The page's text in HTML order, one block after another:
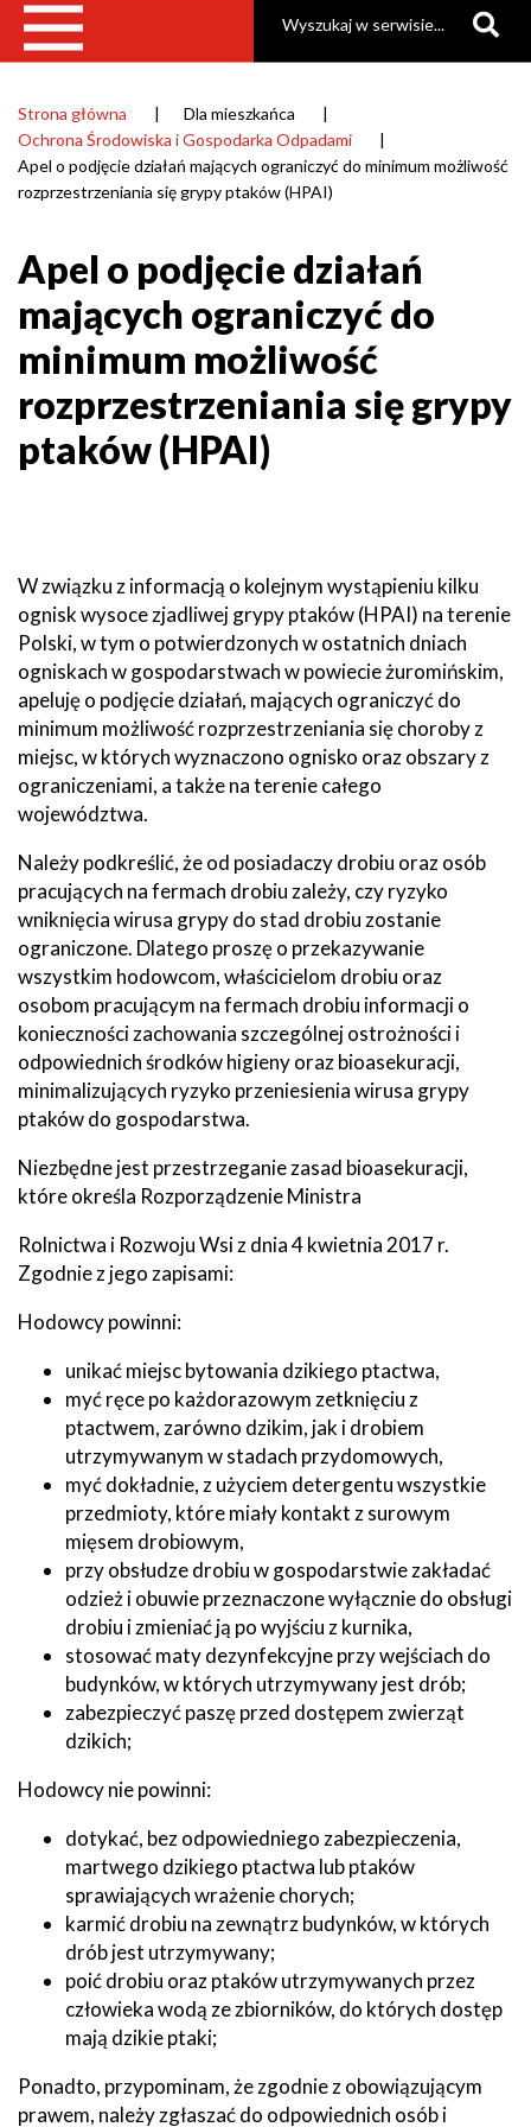
(HPAI)
|
Gmina
Raszyn
Ścieżka
nawigacyjna
Strona główna
Dla mieszkańca
Ochrona Środowiska i Gospodarka Odpadami
Apel o podjęcie działań mających ograniczyć do minimum możliwość
rozprzestrzeniania się grypy ptaków (HPAI)
Apel o podjęcie działań
mających ograniczyć do
minimum możliwość
rozprzestrzeniania się grypy
ptaków (HPAI)
W związku z informacją o kolejnym wystąpieniu kilku
ognisk wysoce zjadliwej grypy ptaków (HPAI) na terenie
Polski, w tym o potwierdzonych w ostatnich dniach
ogniskach w gospodarstwach w powiecie żuromińskim,
apeluję o podjęcie działań, mających ograniczyć do
minimum możliwość rozprzestrzeniania się choroby z
miejsc, w których wyznaczono ognisko oraz obszary z
ograniczeniami, a także na terenie całego
województwa.
Należy podkreślić, że od posiadaczy drobiu oraz osób
pracujących na fermach drobiu zależy, czy ryzyko
wniknięcia wirusa grypy do stad drobiu zostanie
ograniczone. Dlatego proszę o przekazywanie
wszystkim hodowcom, właścicielom drobiu oraz
osobom pracującym na fermach drobiu informacji o
konieczności zachowania szczególnej ostrożności i
odpowiednich środków higieny oraz bioasekuracji,
minimalizujących ryzyko przeniesienia wirusa grypy
ptaków do gospodarstwa.
Niezbędne jest przestrzeganie zasad bioasekuracji,
które określa Rozporządzenie Ministra
Rolnictwa i Rozwoju Wsi z dnia 4 kwietnia 2017 r.
Zgodnie z jego zapisami:
Hodowcy powinni:
unikać miejsc bytowania dzikiego ptactwa,
myć ręce po każdorazowym zetknięciu z
ptactwem, zarówno dzikim, jak i drobiem
utrzymywanym w stadach przydomowych,
myć dokładnie, z użyciem detergentu wszystkie
przedmioty, które miały kontakt z surowym
mięsem drobiowym,
przy obsłudze drobiu w gospodarstwie zakładać
odzież i obuwie przeznaczone wyłącznie do obsługi
drobiu i zmieniać ją po wyjściu z kurnika,
stosować maty dezynfekcyjne przy wejściach do
budynków, w których utrzymywany jest drób;
zabezpieczyć paszę przed dostępem zwierząt
dzikich;
Hodowcy nie powinni:
dotykać, bez odpowiedniego zabezpieczenia,
martwego dzikiego ptactwa lub ptaków
sprawiających wrażenie chorych;
karmić drobiu na zewnątrz budynków, w których
drób jest utrzymywany;
poić drobiu oraz ptaków utrzymywanych przez
człowieka wodą ze zbiorników, do których dostęp
mają dzikie ptaki;
Ponadto, przypominam, że zgodnie z obowiązującym
prawem, należy zgłaszać do odpowiednich osób i